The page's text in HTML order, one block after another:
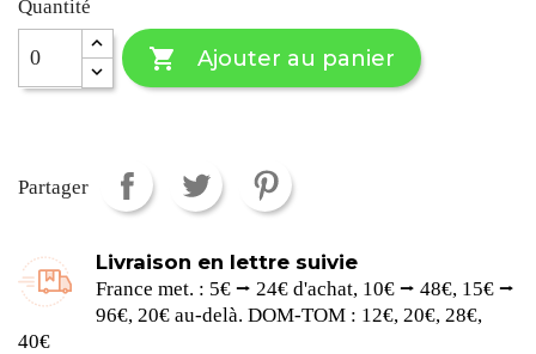
Quantité
 Ajouter au panier
Partager
Livraison en lettre suivie
France met. : 5€ ⭢ 24€ d'achat, 10€ ⭢ 48€, 15€ ⭢
96€, 20€ au-delà. DOM-TOM : 12€, 20€, 28€,
40€